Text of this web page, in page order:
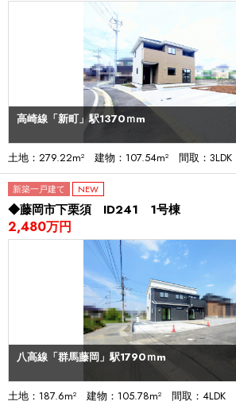
高崎線「新町」駅1370ｍm
土地：279.22m² 建物：107.54m² 間取：3LDK
新築一戸建て NEW
◆藤岡市下栗須 ID241 1号棟
2,480万円
八高線「群馬藤岡」駅1790ｍm
土地：187.6m² 建物：105.78m² 間取：4LDK